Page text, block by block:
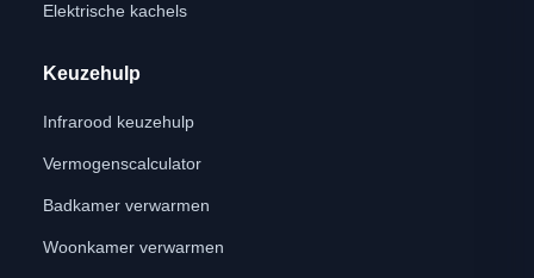
Elektrische kachels
Keuzehulp
Infrarood keuzehulp
Vermogenscalculator
Badkamer verwarmen
Woonkamer verwarmen